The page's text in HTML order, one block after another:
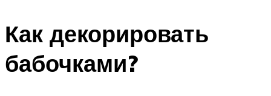
Как декорировать
бабочками?